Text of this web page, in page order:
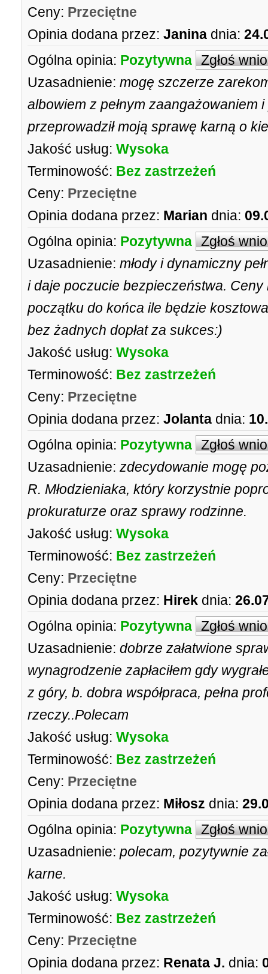
Ceny: Przeciętne
Opinia dodana przez: Janina dnia:
Ogólna opinia: Pozytywna Zgłoś
Uzasadnienie: mogę szczerze
albowiem z pełnym zaangażowaniem
przeprowadził moją sprawę karną o
Jakość usług: Wysoka
Terminowość: Bez zastrzeżeń
Ceny: Przeciętne
Opinia dodana przez: Marian dnia:
Ogólna opinia: Pozytywna Zgłoś
Uzasadnienie: młody i dynamiczny
i daje poczucie bezpieczeństwa. Ceny
początku do końca ile będzie
bez żadnych dopłat za sukces:)
Jakość usług: Wysoka
Terminowość: Bez zastrzeżeń
Ceny: Przeciętne
Opinia dodana przez: Jolanta dnia:
Ogólna opinia: Pozytywna Zgłoś
Uzasadnienie: zdecydowanie mogę
R. Młodzieniaka, który korzystnie
prokuraturze oraz sprawy rodzinne.
Jakość usług: Wysoka
Terminowość: Bez zastrzeżeń
Ceny: Przeciętne
Opinia dodana przez: Hirek dnia:
Ogólna opinia: Pozytywna Zgłoś
Uzasadnienie: dobrze załatwione
wynagrodzenie zapłaciłem gdy
z góry, b. dobra współpraca, pełna
rzeczy..Polecam
Jakość usług: Wysoka
Terminowość: Bez zastrzeżeń
Ceny: Przeciętne
Opinia dodana przez: Miłosz dnia:
Ogólna opinia: Pozytywna Zgłoś
Uzasadnienie: polecam, pozytywnie
karne.
Jakość usług: Wysoka
Terminowość: Bez zastrzeżeń
Ceny: Przeciętne
Opinia dodana przez: Renata J. dnia: